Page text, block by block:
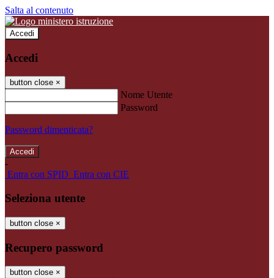
Salta al contenuto
Accedi
Accedi
button close ×
Nome Utente
Password
Password dimenticata?
-
Entra con SPID Entra con CIE
Seleziona utente
button close ×
Recupero password
button close ×